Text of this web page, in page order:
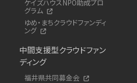
ケイズハウスNPO助成プロ
グラム
ゆめ・まちクラウドファンディ
ング
中間支援型クラウドファン
ディング
福井県共同募金会